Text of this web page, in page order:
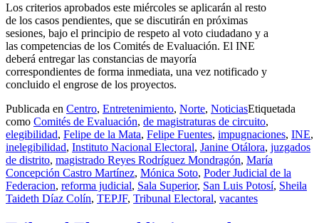
Los criterios aprobados este miércoles se aplicarán al resto
de los casos pendientes, que se discutirán en próximas
sesiones, bajo el principio de respeto al voto ciudadano y a
las competencias de los Comités de Evaluación. El INE
deberá entregar las constancias de mayoría
correspondientes de forma inmediata, una vez notificado y
concluido el engrose de los proyectos.
Publicada en Centro, Entretenimiento, Norte, NoticiasEtiquetada
como Comités de Evaluación, de magistraturas de circuito,
elegibilidad, Felipe de la Mata, Felipe Fuentes, impugnaciones, INE,
inelegibilidad, Instituto Nacional Electoral, Janine Otálora, juzgados
de distrito, magistrado Reyes Rodríguez Mondragón, María
Concepción Castro Martínez, Mónica Soto, Poder Judicial de la
Federacion, reforma judicial, Sala Superior, San Luis Potosí, Sheila
Taideth Díaz Colín, TEPJF, Tribunal Electoral, vacantes